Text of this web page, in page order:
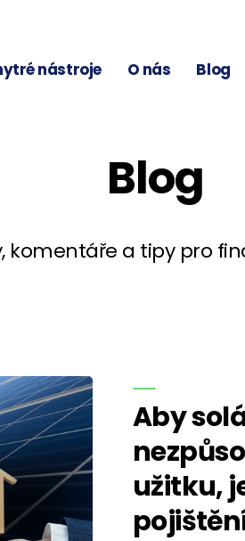
nástroje O nás Blog
Blog
komentáře a tipy pro
Aby
užitku,